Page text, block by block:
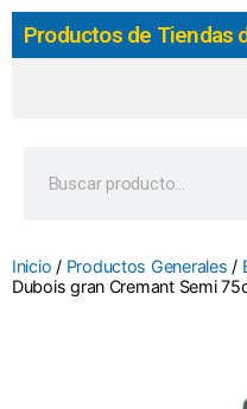
Productos de Tiendas
Inicio / Productos Generales /
Dubois gran Cremant Semi